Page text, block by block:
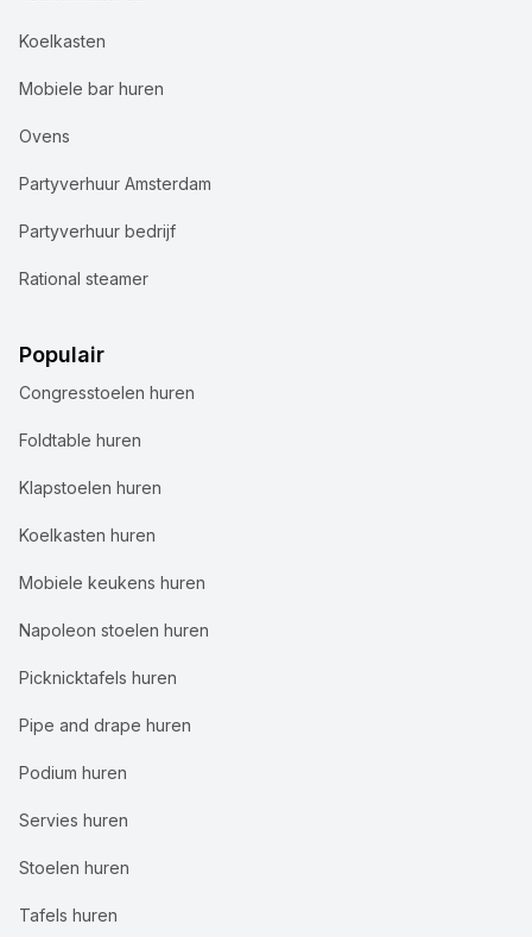
Koelkasten
Mobiele bar huren
Ovens
Partyverhuur Amsterdam
Partyverhuur bedrijf
Rational steamer
Populair
Congresstoelen huren
Foldtable huren
Klapstoelen huren
Koelkasten huren
Mobiele keukens huren
Napoleon stoelen huren
Picknicktafels huren
Pipe and drape huren
Podium huren
Servies huren
Stoelen huren
Tafels huren